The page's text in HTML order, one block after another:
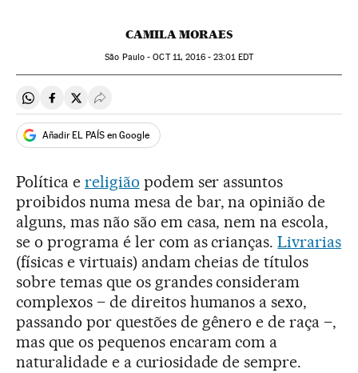
CAMILA MORAES
São Paulo -OCT11, 2016 - 23:01EDT
Compartir en Whatsapp
Compartir en Facebook
Compartir en Twitter
Desplegar Redes Sociales
Añadir EL PAÍS en Google
Política e religião podem ser assuntos
proibidos numa mesa de bar, na opinião de
alguns, mas não são em casa, nem na escola,
se o programa é ler com as crianças.Livrarias
(físicas e virtuais) andam cheias de títulos
sobre temas que os grandes consideram
complexos – de direitos humanos a sexo,
passando por questões de gênero e de raça –,
mas que os pequenos encaram com a
naturalidade e a curiosidade de sempre.